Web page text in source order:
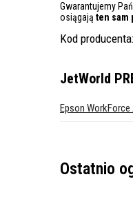
Gwarantujemy
osiągają ten sam
Kod
JetWorld
Epson WorkForce
Ostatnio